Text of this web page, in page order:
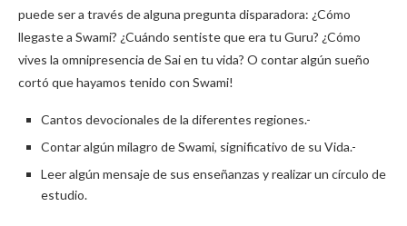
puede ser a través de alguna pregunta disparadora: ¿Cómo
llegaste a Swami? ¿Cuándo sentiste que era tu Guru? ¿Cómo
vives la omnipresencia de Sai en tu vida? O contar algún sueño
cortó que hayamos tenido con Swami!
Cantos devocionales de la diferentes regiones.-
Contar algún milagro de Swami, significativo de su Vida.-
Leer algún mensaje de sus enseñanzas y realizar un círculo de
estudio.